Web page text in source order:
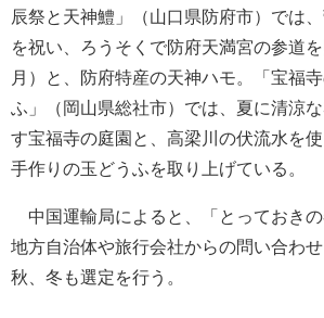
辰祭と天神鱧」（山口県防府市）では
を祝い、ろうそくで防府天満宮の参道
月）と、防府特産の天神ハモ。「宝福
ふ」（岡山県総社市）では、夏に清涼
す宝福寺の庭園と、高梁川の伏流水を使
手作りの玉どうふを取り上げている。
中国運輸局によると、「とっておきの
地方自治体や旅行会社からの問い合わせ
秋、冬も選定を行う。